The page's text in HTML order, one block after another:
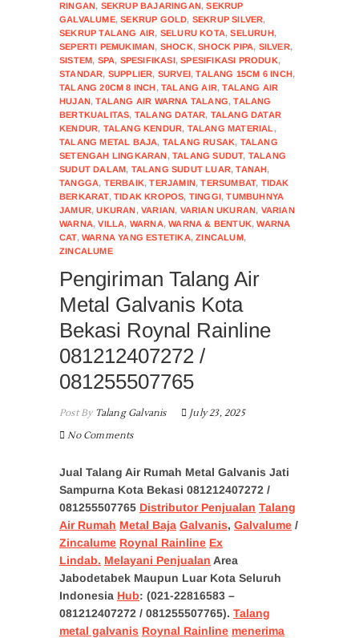
RINGAN, SEKRUP BAJARINGAN,SEKRUP
GALVALUME,SEKRUP GOLD, SEKRUP SILVER,
SEKRUP TALANG AIR, SELURU KOTA,SELURUH,
SEPERTI PEMUKIMAN, SHOCK,SHOCK PIPA, SILVER,
SISTEM, SPA, SPESIFIKASI,SPESIFIKASI PRODUK,
STANDAR, SUPPLIER, SURVEI,TALANG 15CM 6 INCH,
TALANG 20CM 8 INCH,TALANG AIR,TALANG AIR
HUJAN,TALANG AIR WARNA TALANG,TALANG
BERTKUALITAS, TALANG DATAR, TALANG DATAR
KENDUR, TALANG KENDUR, TALANG MATERIAL ,
TALANG METAL BAJA, TALANG RUSAK, TALANG
SETENGAH LINGKARAN,TALANG SUDUT, TALANG
SUDUT DALAM, TALANG SUDUT LUAR,TANAH,
TANGGA, TERBAIK,TERJAMIN,TERSUMBAT, TIDAK
BERKARAT,TIDAK KROPOS, TINGGI,TUMBUHNYA
JAMUR,UKURAN,VARIAN, VARIAN UKURAN, VARIAN
WARNA,VILLA, WARNA,WARNA & BENTUK,WARNA
CAT,WARNA YANG ESTETIKA,ZINCALUM,
ZINCALUME
Pengiriman Talang Air
Metal Galvanis Kota
Bekasi Roynal Rainline
081212407272 /
081255507765
Post ByTalang Galvanis
July 23, 2025
No Comments
Jual Talang Air Rumah Metal Galvanis Jati
Sampurna Kota Bekasi 081212407272 /
081255507765 Distributor Penjualan Talang
Air Rumah Metal Baja Galvanis, Galvalume /
Zincalume Roynal Rainline Ex
Lindab. Melayani Penjualan Area
Jabodetabek Maupun Luar Kota Seluruh
Indonesia Hub: (021-22816583 –
081212407272 / 081255507765). Talang
metal galvanis Roynal Rainline menerima